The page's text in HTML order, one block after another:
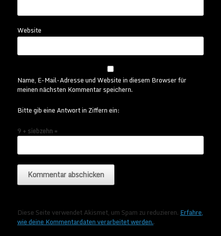
Website
Name, E-Mail-Adresse und Website in diesem Browser für
meinen nächsten Kommentar speichern.
Bitte gib eine Antwort in Ziffern ein:
9 + siebzehn =
Diese Seite verwendet Akismet, um Spam zu reduzieren. Erfahre,
wie deine Kommentardaten verarbeitet werden..